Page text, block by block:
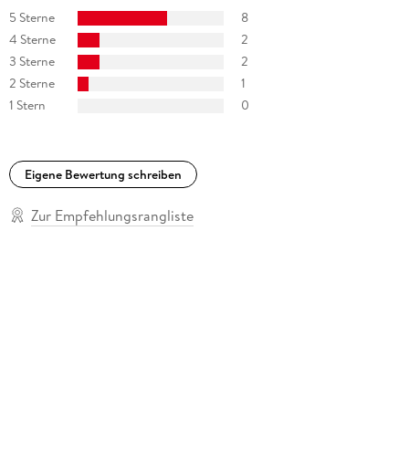
5 Sterne
8
4 Sterne
2
3 Sterne
2
2 Sterne
1
1 Stern
0
Eigene Bewertung schreiben
Zur Empfehlungsrangliste